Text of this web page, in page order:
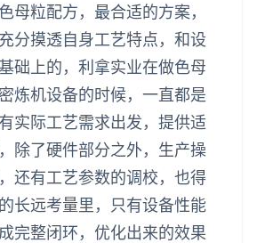
母粒配方，最合适的方案，
分摸透自身工艺特点，和设
础上的，利拿实业在做色母
炼机设备的时候，一直都是
实际工艺需求出发，提供适
除了硬件部分之外，生产操
还有工艺参数的调校，也得
长远考量里，只有设备性能
完整闭环，优化出来的效果